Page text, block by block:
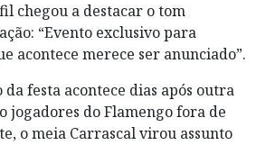
chegou a destacar o tom
“Evento exclusivo para
acontece merece ser anunciado”.
festa acontece dias após outra
jogadores do Flamengo fora de
o meia Carrascal virou assunto